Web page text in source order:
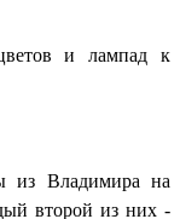
и лампад к
из Владимира на
второй из них -